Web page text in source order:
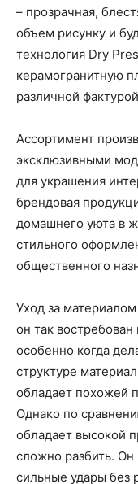
– прозрачная,
объем рисунку и
технология Dry
керамогранитную
различной
Ассортимент
эксклюзивными
для украшения
брендовая
домашнего уюта в
стильного
общественного
Уход за
он так востребован
особенно когда
структуре
обладает похожей
Однако по
обладает высокой
сложно разбить.
сильные удары без